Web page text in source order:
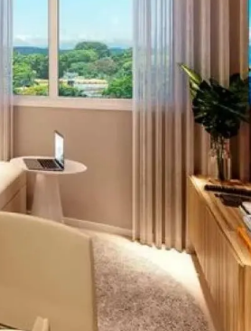
Correção do INCC
Simulador de Financiamento
Encontre um corretor